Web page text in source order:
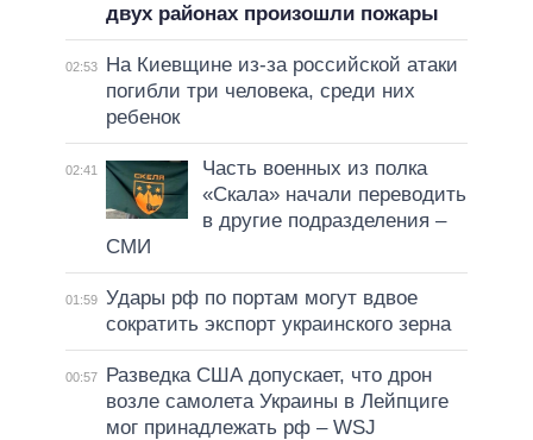
двух районах произошли пожары
02:53
На Киевщине из-за российской атаки
погибли три человека, среди них
ребенок
02:41
Часть военных из полка
«Скала» начали переводить
в другие подразделения –
СМИ
01:59 Удары рф по портам могут вдвое
сократить экспорт украинского зерна
00:57
Разведка США допускает, что дрон
возле самолета Украины в Лейпциге
мог принадлежать рф – WSJ